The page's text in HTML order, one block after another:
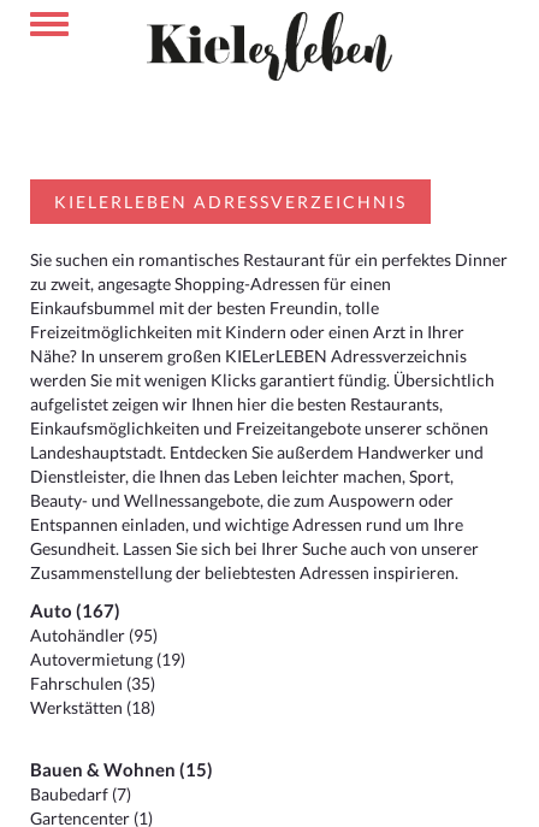
KIELERLEBEN ADRESSVERZEICHNIS
Sie suchen ein romantisches Restaurant für ein perfektes Dinner
zu zweit, angesagte Shopping-Adressen für einen
Einkaufsbummel mit der besten Freundin, tolle
Freizeitmöglichkeiten mit Kindern oder einen Arzt in Ihrer
Nähe? In unserem großen KIELerLEBEN Adressverzeichnis
werden Sie mit wenigen Klicks garantiert fündig. Übersichtlich
aufgelistet zeigen wir Ihnen hier die besten Restaurants,
Einkaufsmöglichkeiten und Freizeitangebote unserer schönen
Landeshauptstadt. Entdecken Sie außerdem Handwerker und
Dienstleister, die Ihnen das Leben leichter machen, Sport,
Beauty- und Wellnessangebote, die zum Auspowern oder
Entspannen einladen, und wichtige Adressen rund um Ihre
Gesundheit. Lassen Sie sich bei Ihrer Suche auch von unserer
Zusammenstellung der beliebtesten Adressen inspirieren.
Auto (167)
Autohändler (95)
Autovermietung (19)
Fahrschulen (35)
Werkstätten (18)
Bauen & Wohnen (15)
Baubedarf (7)
Gartencenter (1)